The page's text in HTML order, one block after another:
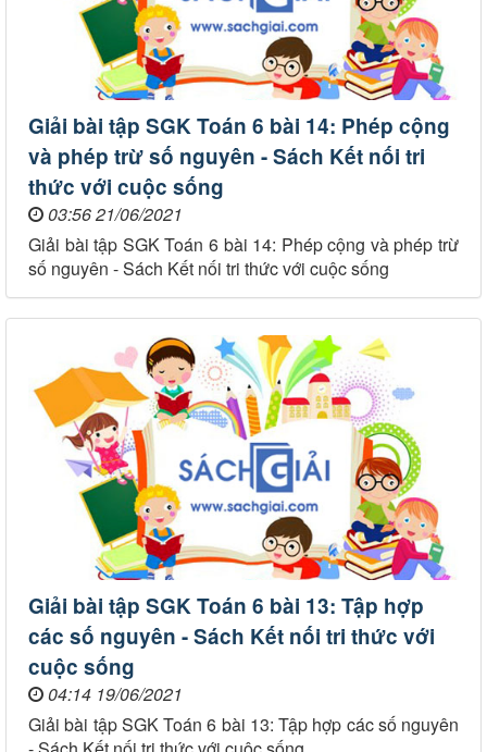
Giải bài tập SGK Toán 6 bài 14: Phép cộng
và phép trừ số nguyên - Sách Kết nối tri
thức với cuộc sống
03:56 21/06/2021
Giải bài tập SGK Toán 6 bài 14: Phép cộng và phép trừ
số nguyên - Sách Kết nối tri thức với cuộc sống
Giải bài tập SGK Toán 6 bài 13: Tập hợp
các số nguyên - Sách Kết nối tri thức với
cuộc sống
04:14 19/06/2021
Giải bài tập SGK Toán 6 bài 13: Tập hợp các số nguyên